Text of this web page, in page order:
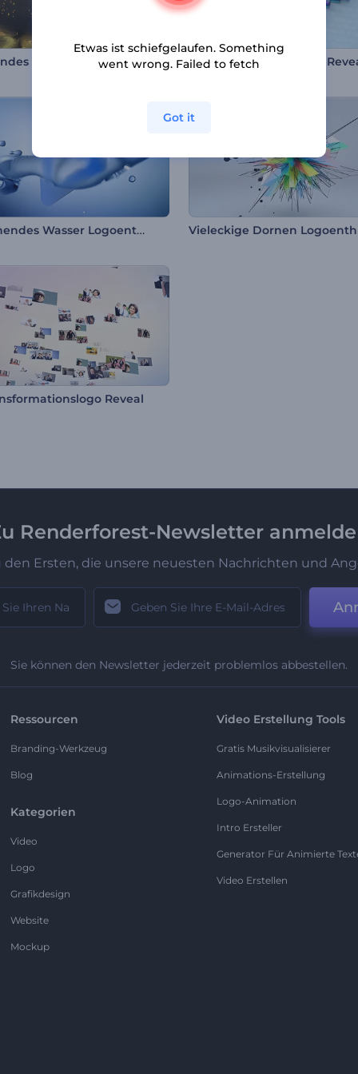
Partikel Logo Verpixeltes Glitch-Logo
Erfrischendes Wasser Logoenthüllung
Reveal
Renderforest-Newsletter
den Ersten, die unsere neuesten Nachrichten und
Sie können den Newsletter jederzeit problemlos abbestellen.
Ressourcen
Branding-Werkzeug
Blog
Kategorien
Video
Logo
Grafikdesign
Website
Mockup
Video Erstellung Tools
Gratis Musikvisualisierer
Animations-Erstellung
Logo-Animation
Intro Ersteller
Generator Für Animierte
Video Erstellen
Etwas ist schiefgelaufen. Something
went wrong. Failed to fetch
Got it